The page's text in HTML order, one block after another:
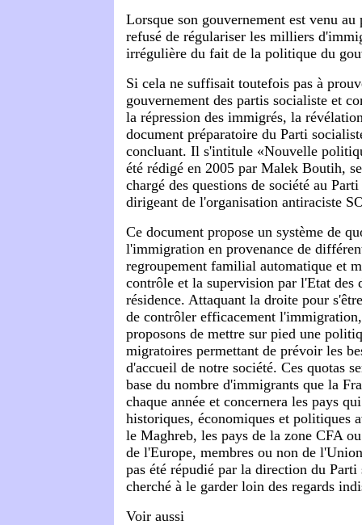
Lorsque son gouvernement est venu
refusé de régulariser les milliers
irrégulière du fait de la politique du
Si cela ne suffisait toutefois pas à
gouvernement des partis socialiste et
la répression des immigrés, la
document préparatoire du Parti
concluant. Il s'intitule «Nouvelle
été rédigé en 2005 par Malek Boutih,
chargé des questions de société au
dirigeant de l'organisation antiraciste
Ce document propose un système de
l'immigration en provenance de
regroupement familial automatique et
contrôle et la supervision par l'Etat des
résidence. Attaquant la droite pour
de contrôler efficacement
proposons de mettre sur pied une
migratoires permettant de prévoir les
d'accueil de notre société. Ces quotas
base du nombre d'immigrants que la
chaque année et concernera les pays
historiques, économiques et politiques
le Maghreb, les pays de la zone CFA
de l'Europe, membres ou non de
pas été répudié par la direction du
cherché à le garder loin des regards
Voir aussi